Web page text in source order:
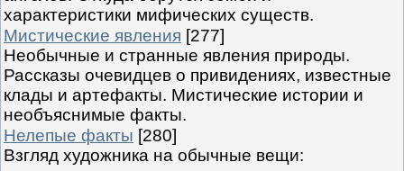
характеристики мифических существ.
Мистические явления [277]
Необычные и странные явления природы.
Рассказы очевидцев о привидениях, известные
клады и артефакты. Мистические истории и
необъяснимые факты.
Нелепые факты [280]
Взгляд художника на обычные вещи: